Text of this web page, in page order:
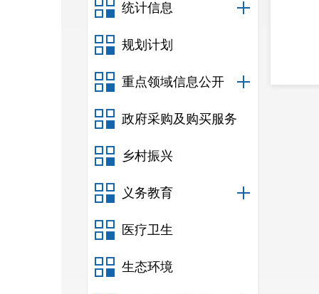
统计信息
规划计划
重点领域信息公开
政府采购及购买服务
乡村振兴
义务教育
医疗卫生
生态环境